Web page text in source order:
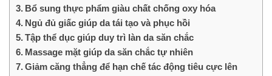
Bổ sung thực phẩm giàu chất chống oxy hóa
Ngủ đủ giấc giúp da tái tạo và phục hồi
Tập thể dục giúp duy trì làn da săn chắc
Massage mặt giúp da săn chắc tự nhiên
Giảm căng thẳng để hạn chế tác động tiêu cực lên